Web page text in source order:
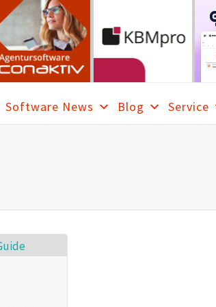
Software News Blog Service